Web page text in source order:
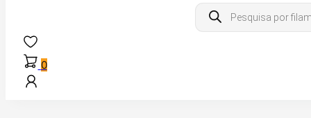
Products
search
0